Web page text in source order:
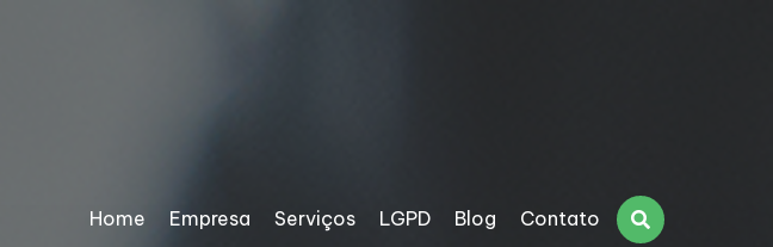
Home Empresa Serviços LGPD Blog Contato